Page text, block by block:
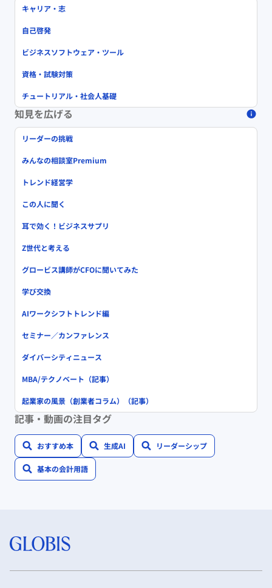
キャリア・志
自己啓発
ビジネスソフトウェア・ツール
資格・試験対策
チュートリアル・社会人基礎
知見を広げる
リーダーの挑戦
みんなの相談室Premium
トレンド経営学
この人に聞く
耳で効く！ビジネスサプリ
Z世代と考える
グロービス講師がCFOに聞いてみた
学び交換
AIワークシフトトレンド編
セミナー／カンファレンス
ダイバーシティニュース
MBA/テクノベート（記事）
起業家の風景（創業者コラム）（記事）
記事・動画の注目タグ
おすすめ本 生成AI リーダーシップ
基本の会計用語